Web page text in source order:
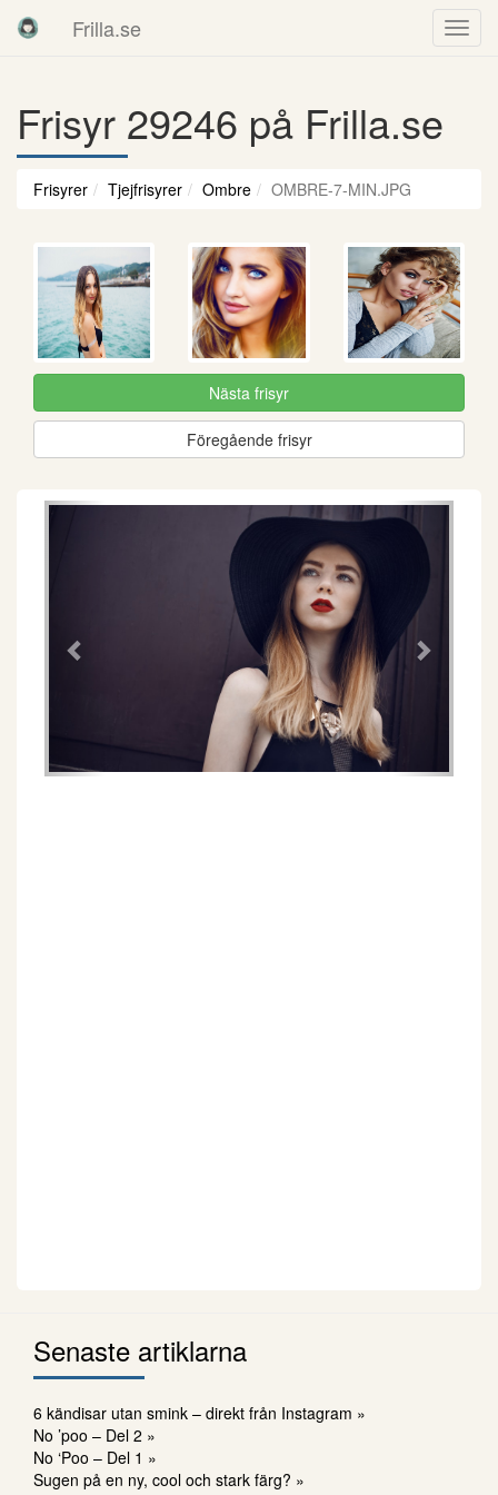
Frilla.se
Frisyr 29246 på Frilla.se
Frisyrer Tjejfrisyrer Ombre OMBRE-7-MIN.JPG
Nästa frisyr
Föregående frisyr
Föregående
Senaste artiklarna
6 kändisar utan smink – direkt från Instagram »
No ’poo – Del 2 »
No ‘Poo – Del 1 »
Sugen på en ny, cool och stark färg? »